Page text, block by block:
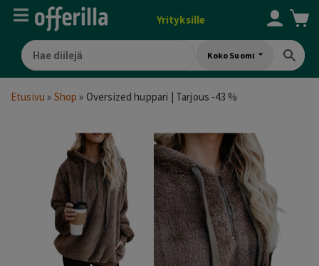
Yrityksille
Koko Suomi
Etusivu » Shop » Oversized huppari | Tarjous -43 %